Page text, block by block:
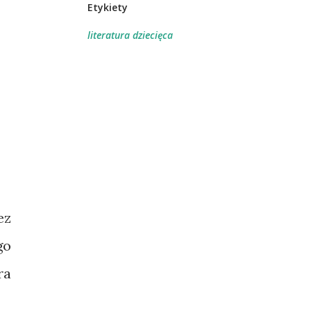
Etykiety
literatura dziecięca